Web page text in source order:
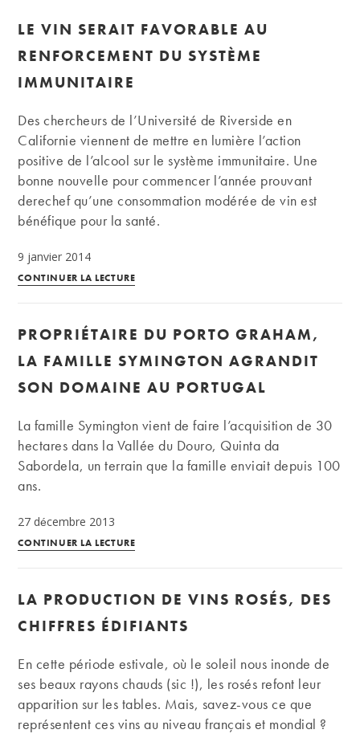
Comment
vin
doux
LE VIN SERAIT FAVORABLE AU
RENFORCEMENT DU SYSTÈME
IMMUNITAIRE
Des chercheurs de l’Université de Riverside en
Californie viennent de mettre en lumière l’action
positive de l’alcool sur le système immunitaire. Une
bonne nouvelle pour commencer l’année prouvant
derechef qu’une consommation modérée de vin est
bénéfique pour la santé.
9 janvier 2014
CONTINUER LA LECTURELe
favorable
au
du
immunitaire
PROPRIÉTAIRE DU PORTO GRAHAM,
LA FAMILLE SYMINGTON AGRANDIT
SON DOMAINE AU PORTUGAL
La famille Symington vient de faire l’acquisition de 30
hectares dans la Vallée du Douro, Quinta da
Sabordela, un terrain que la famille enviait depuis 100
ans.
27 décembre 2013
CONTINUER LA LECTUREPropriétaire
Graham,
la
Symington
agrandit
son
domaine
LA PRODUCTION DE VINS ROSÉS, DES
CHIFFRES ÉDIFIANTS
En cette période estivale, où le soleil nous inonde de
ses beaux rayons chauds (sic !), les rosés refont leur
apparition sur les tables. Mais, savez-vous ce que
représentent ces vins au niveau français et mondial ?